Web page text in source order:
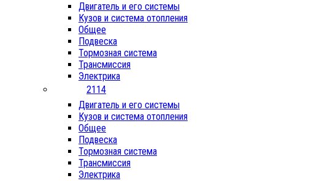
Двигатель и его системы
Кузов и система отопления
Общее
Подвеска
Тормозная система
Трансмиссия
Электрика
2114
Двигатель и его системы
Кузов и система отопления
Общее
Подвеска
Тормозная система
Трансмиссия
Электрика